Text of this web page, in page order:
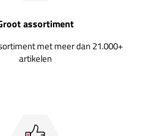
assortiment
met meer dan 21.000+
artikelen